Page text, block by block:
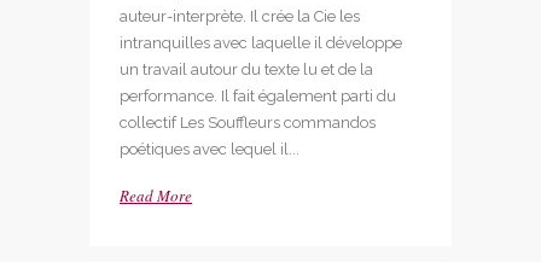
auteur-interprète. Il crée la Cie les
intranquilles avec laquelle il développe
un travail autour du texte lu et de la
performance. Il fait également parti du
collectif Les Souffleurs commandos
poétiques avec lequel il...
Read More